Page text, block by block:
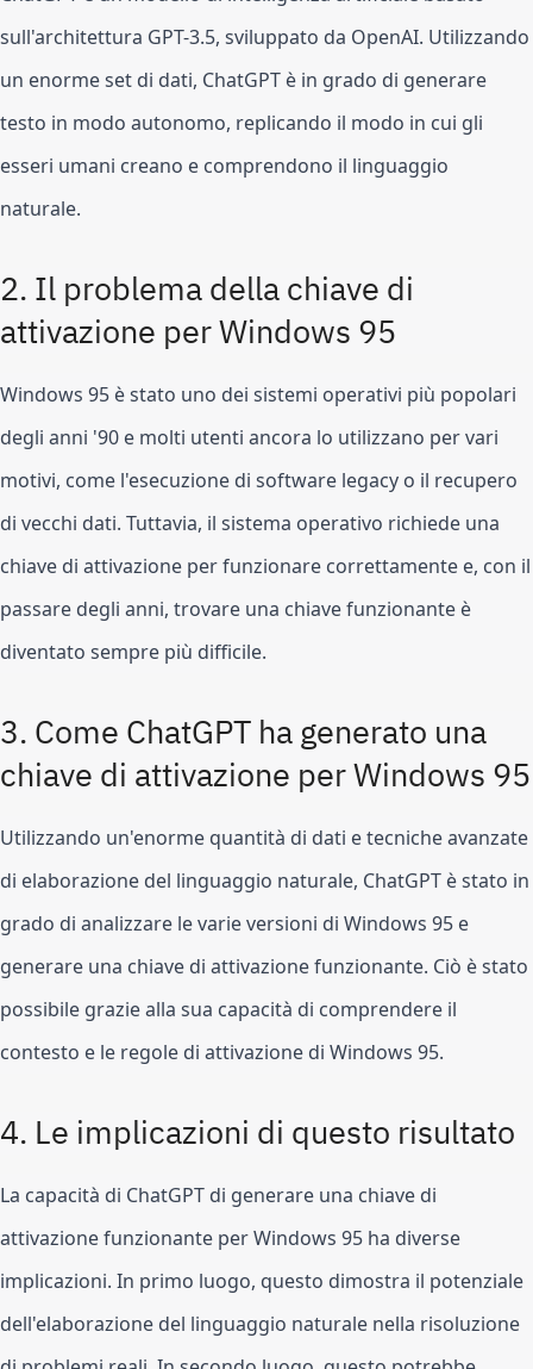
sull'architettura GPT-3.5, sviluppato da OpenAI. Utilizzando
un enorme set di dati, ChatGPT è in grado di generare
testo in modo autonomo, replicando il modo in cui gli
esseri umani creano e comprendono il linguaggio
naturale.
2. Il problema della chiave di
attivazione per Windows 95
Windows 95 è stato uno dei sistemi operativi più popolari
degli anni '90 e molti utenti ancora lo utilizzano per vari
motivi, come l'esecuzione di software legacy o il recupero
di vecchi dati. Tuttavia, il sistema operativo richiede una
chiave di attivazione per funzionare correttamente e, con il
passare degli anni, trovare una chiave funzionante è
diventato sempre più difficile.
3. Come ChatGPT ha generato una
chiave di attivazione per Windows 95
Utilizzando un'enorme quantità di dati e tecniche avanzate
di elaborazione del linguaggio naturale, ChatGPT è stato in
grado di analizzare le varie versioni di Windows 95 e
generare una chiave di attivazione funzionante. Ciò è stato
possibile grazie alla sua capacità di comprendere il
contesto e le regole di attivazione di Windows 95.
4. Le implicazioni di questo risultato
La capacità di ChatGPT di generare una chiave di
attivazione funzionante per Windows 95 ha diverse
implicazioni. In primo luogo, questo dimostra il potenziale
dell'elaborazione del linguaggio naturale nella risoluzione